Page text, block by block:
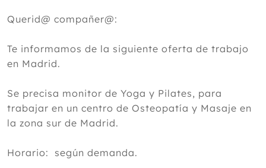
Querid@ compañer@:
Te informamos de la siguiente oferta de trabajo
en Madrid.
Se precisa monitor de Yoga y Pilates, para
trabajar en un centro de Osteopatía y Masaje en
la zona sur de Madrid.
Horario: según demanda.